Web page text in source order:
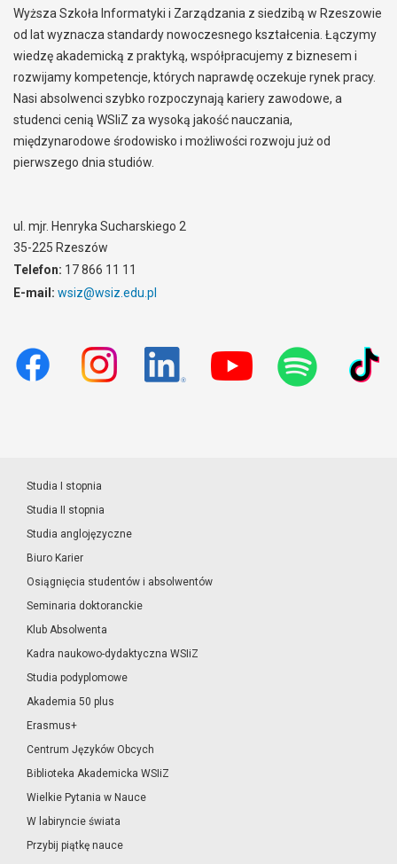
Wyższa Szkoła Informatyki i Zarządzania z siedzibą w Rzeszowie
od lat wyznacza standardy nowoczesnego kształcenia. Łączymy
wiedzę akademicką z praktyką, współpracujemy z biznesem i
rozwijamy kompetencje, których naprawdę oczekuje rynek pracy.
Nasi absolwenci szybko rozpoczynają kariery zawodowe, a
studenci cenią WSIiZ za wysoką jakość nauczania,
międzynarodowe środowisko i możliwości rozwoju już od
pierwszego dnia studiów.
ul. mjr. Henryka Sucharskiego 2
35-225 Rzeszów
Telefon: 17 866 11 11
E-mail: wsiz@wsiz.edu.pl
Studia I stopnia
Studia II stopnia
Studia anglojęzyczne
Biuro Karier
Osiągnięcia studentów i absolwentów
Seminaria doktoranckie
Klub Absolwenta
Kadra naukowo-dydaktyczna WSIiZ
Studia podyplomowe
Akademia 50 plus
Erasmus+
Centrum Języków Obcych
Biblioteka Akademicka WSIiZ
Wielkie Pytania w Nauce
W labiryncie świata
Przybij piątkę nauce